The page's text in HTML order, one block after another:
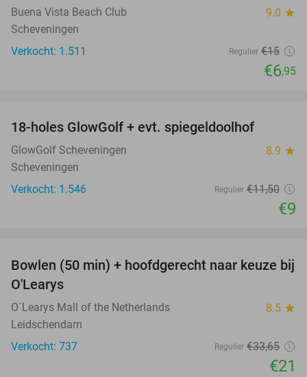
Buena Vista Beach Club 9.0 star
Scheveningen
Verkocht: 1.511
Regulier €15
€6,95
18-holes GlowGolf + evt. spiegeldoolhof
GlowGolf Scheveningen 8.9 star
Scheveningen
Verkocht: 1.546
Regulier €11,50
€9
38%
Bowlen (50 min) + hoofdgerecht naar keuze bij
O'Learys
O´Learys Mall of the Netherlands 8.5 star
Leidschendam
Verkocht: 737
Regulier €33,65
€21